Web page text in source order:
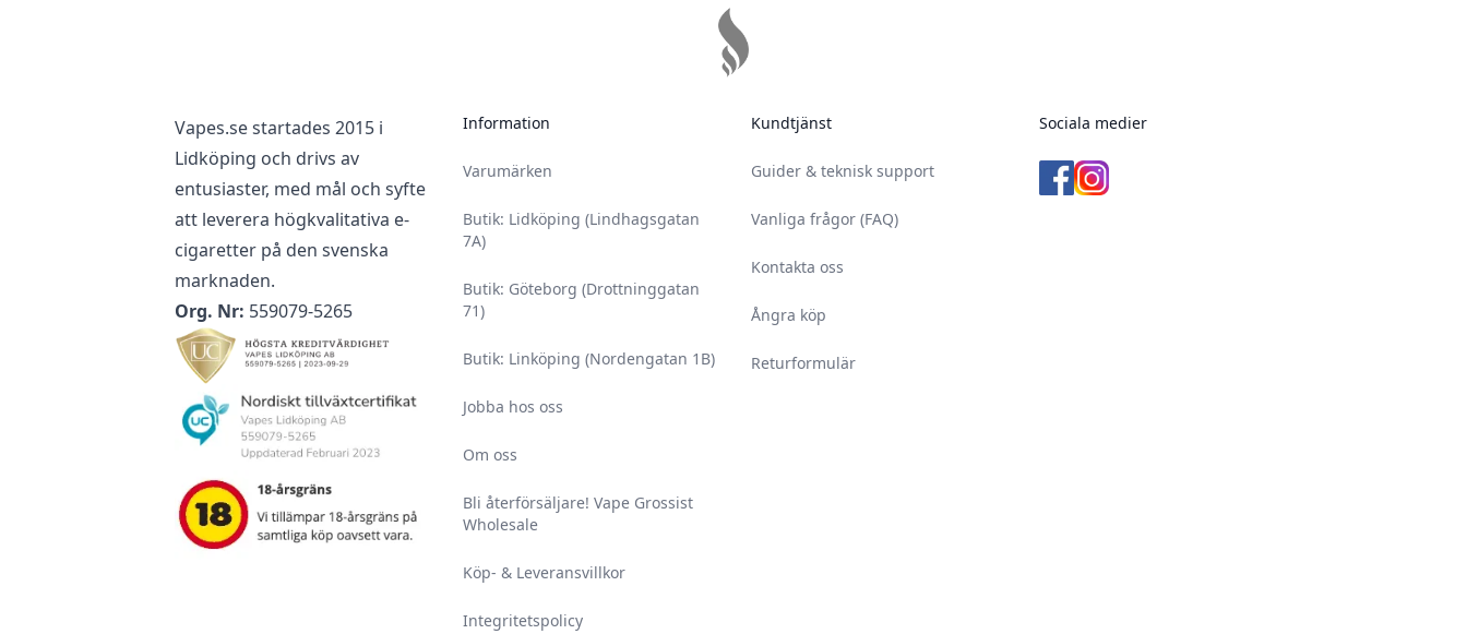
Vapes.se startades 2015 i
Lidköping och drivs av
entusiaster, med mål och syfte
att leverera högkvalitativa e-
cigaretter på den svenska
marknaden.
Org. Nr: 559079-5265
Information
Varumärken
Butik: Lidköping (Lindhagsgatan
7A)
Butik: Göteborg (Drottninggatan
71)
Butik: Linköping (Nordengatan 1B)
Jobba hos oss
Om oss
Bli återförsäljare! Vape Grossist
Wholesale
Köp- & Leveransvillkor
Integritetspolicy
Kundtjänst
Guider & teknisk support
Vanliga frågor (FAQ)
Kontakta oss
Ångra köp
Returformulär
Sociala medier